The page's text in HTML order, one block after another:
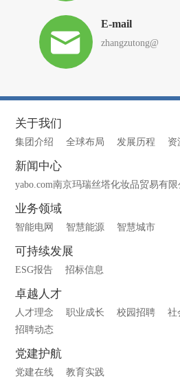
E-mail
zhangzutong@
关于我们
集团介绍 全球布局 发展历程 资
新闻中心
yabo.com南京玛瑞丝塔化妆品贸易有限
业务领域
智能电网 智慧能源 智慧城市
可持续发展
ESG报告 招标信息
卓越人才
人才理念 职业成长 校园招聘 社
招聘动态
党建护航
党建在线 教育实践